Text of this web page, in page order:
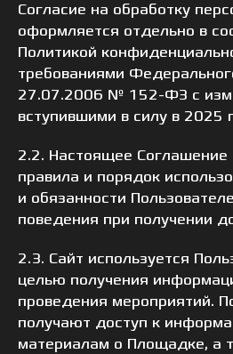
Согласие на обработку
оформляется отдельно в
Политикой
требованиями
27.07.2006 № 152-ФЗ с
вступившими в силу в 2025
2.2. Настоящее Соглашение
правила и порядок
и обязанности
поведения при получении
2.3. Сайт используется
целью получения
проведения мероприятий.
получают доступ к
материалам о Площадке, а